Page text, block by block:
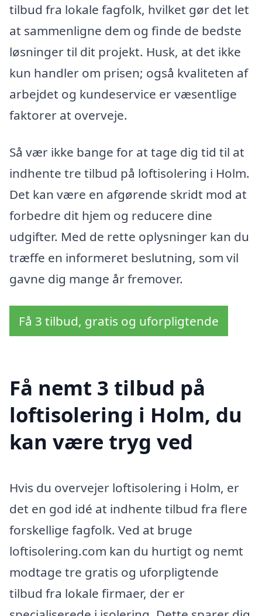
tilbud fra lokale fagfolk, hvilket gør det let
at sammenligne dem og finde de bedste
løsninger til dit projekt. Husk, at det ikke
kun handler om prisen; også kvaliteten af
arbejdet og kundeservice er væsentlige
faktorer at overveje.
Så vær ikke bange for at tage dig tid til at
indhente tre tilbud på loftisolering i Holm.
Det kan være en afgørende skridt mod at
forbedre dit hjem og reducere dine
udgifter. Med de rette oplysninger kan du
træffe en informeret beslutning, som vil
gavne dig mange år fremover.
Få 3 tilbud, gratis og uforpligtende
Få nemt 3 tilbud på
loftisolering i Holm, du
kan være tryg ved
Hvis du overvejer loftisolering i Holm, er
det en god idé at indhente tilbud fra flere
forskellige fagfolk. Ved at bruge
loftisolering.com kan du hurtigt og nemt
modtage tre gratis og uforpligtende
tilbud fra lokale firmaer, der er